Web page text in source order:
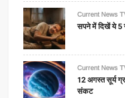
Current News
सपने में दिखें ये
Current News
12 अगस्त सूर्य
संकट